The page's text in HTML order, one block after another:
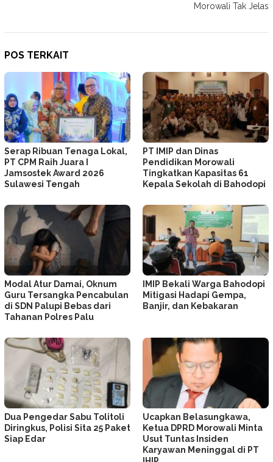
Morowali Tak Jelas
POS TERKAIT
Serap Ribuan Tenaga Lokal,
PT CPM Raih Juara I
Jamsostek Award 2026
Sulawesi Tengah
PT IMIP dan Dinas
Pendidikan Morowali
Tingkatkan Kapasitas 61
Kepala Sekolah di Bahodopi
Modal Atur Damai, Oknum
Guru Tersangka Pencabulan
di SDN Palupi Bebas dari
Tahanan Polres Palu
IMIP Bekali Warga Bahodopi
Mitigasi Hadapi Gempa,
Banjir, dan Kebakaran
Dua Pengedar Sabu Tolitoli
Diringkus, Polisi Sita 25 Paket
Siap Edar
Ucapkan Belasungkawa,
Ketua DPRD Morowali Minta
Usut Tuntas Insiden
Karyawan Meninggal di PT